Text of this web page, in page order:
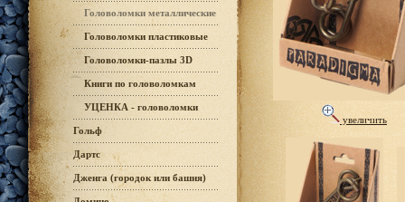
Головоломки металлические
Головоломки пластиковые
Головоломки-пазлы 3D
Книги по головоломкам
УЦЕНКА - головоломки
Гольф
Дартс
Дженга (городок или башня)
увеличить